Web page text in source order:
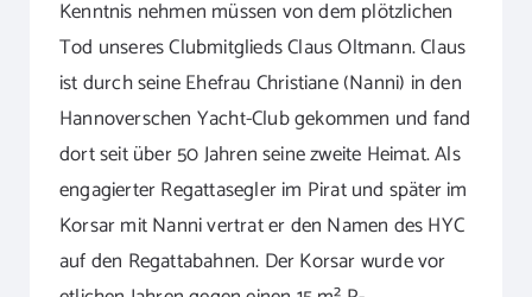
Kenntnis nehmen müssen von dem plötzlichen
Tod unseres Clubmitglieds Claus Oltmann. Claus
ist durch seine Ehefrau Christiane (Nanni) in den
Hannoverschen Yacht-Club gekommen und fand
dort seit über 50 Jahren seine zweite Heimat. Als
engagierter Regattasegler im Pirat und später im
Korsar mit Nanni vertrat er den Namen des HYC
auf den Regattabahnen. Der Korsar wurde vor